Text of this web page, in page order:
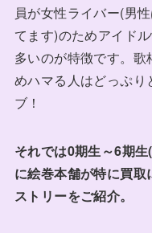
員が女性ライバー(男
てます)のためアイド
多いのが特徴です。
めハマる人はどっぷり
ブ！
それでは0期生～6期
に絵巻本舗が特に買
ストリーをご紹介。